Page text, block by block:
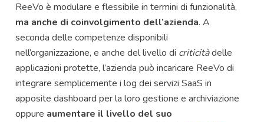
ReeVo è modulare e flessibile in termini di funzionalità,
ma anche di coinvolgimento dell’azienda. A
seconda delle competenze disponibili
nell’organizzazione, e anche del livello di criticitàdelle
applicazioni protette, l’azienda può incaricare ReeVo di
integrare semplicemente i log dei servizi SaaS in
apposite dashboard per la loro gestione e archiviazione
oppure aumentare il livello del suo